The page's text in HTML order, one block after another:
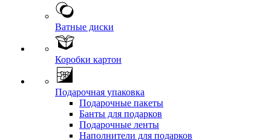
Ватные диски
Коробки картон
Подарочная упаковка
Подарочные пакеты
Банты для подарков
Подарочные ленты
Наполнители для подарков